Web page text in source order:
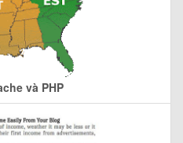
và PHP